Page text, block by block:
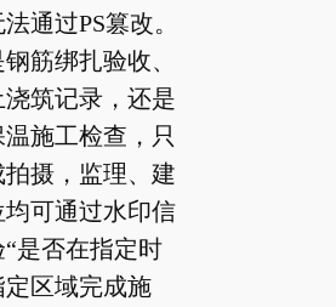
通过PS篡改。
筋绑扎验收、
筑记录，还是
施工检查，只
摄，监理、建
均可通过水印信
“是否在指定时
定区域完成施